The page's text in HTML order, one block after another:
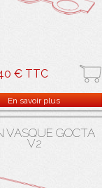
€ TTC
SALAMANDRE ® . 3 cuves
de synthèse SALAMANDRE
avec trop-plein.
En savoir plus
VASQUE GOCTA
V2